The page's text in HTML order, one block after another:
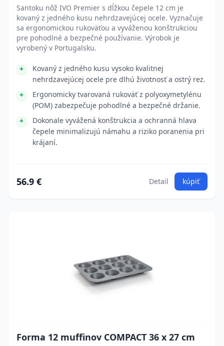
Santoku nôž IVO Premier s dĺžkou čepele 12 cm je
kovaný z jedného kusu nehrdzavejúcej ocele. Vyznačuje
sa ergonomickou rukoväťou a vyváženou konštrukciou
pre pohodlné a bezpečné používanie. Výrobok je
vyrobený v Portugalsku.
Kovaný z jedného kusu vysoko kvalitnej
nehrdzavejúcej ocele pre dlhú životnosť a ostrý rez.
Ergonomicky tvarovaná rukoväť z polyoxymetylénu
(POM) zabezpečuje pohodlné a bezpečné držanie.
Dokonale vyvážená konštrukcia a ochranná hlava
čepele minimalizujú námahu a riziko poranenia pri
krájaní.
56.9 € Detail kúpiť
Forma 12 muffinov COMPACT 36 x 27 cm